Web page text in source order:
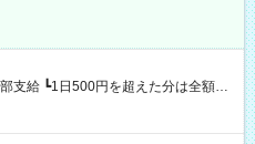
担となります ★日払いOK！
日に現金GET♪ お仕事後はコンビニ